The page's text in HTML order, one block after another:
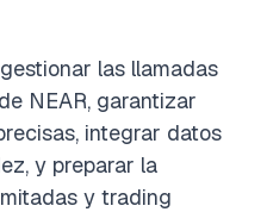
las llamadas
NEAR, garantizar
integrar datos
y preparar la
y trading